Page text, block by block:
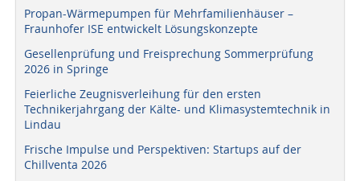
Propan-Wärmepumpen für Mehrfamilienhäuser –
Fraunhofer ISE entwickelt Lösungskonzepte
Gesellenprüfung und Freisprechung Sommerprüfung
2026 in Springe
Feierliche Zeugnisverleihung für den ersten
Technikerjahrgang der Kälte- und Klimasystemtechnik in
Lindau
Frische Impulse und Perspektiven: Startups auf der
Chillventa 2026